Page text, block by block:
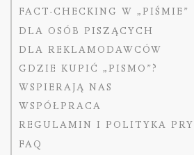
FACT-CHECKING W „PIŚMIE”
DLA OSÓB PISZĄCYCH
DLA REKLAMODAWCÓW
GDZIE KUPIĆ „PISMO”?
WSPIERAJĄ NAS
WSPÓŁPRACA
REGULAMIN I POLITYKA
FAQ